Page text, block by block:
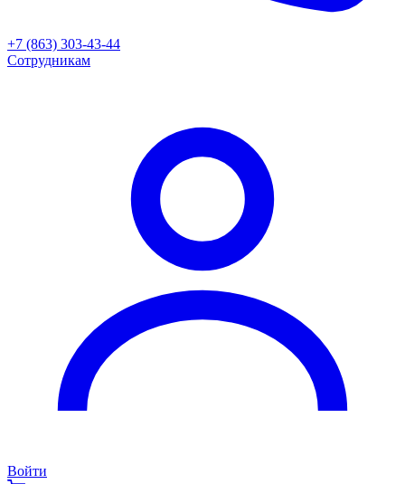
+7 (863) 303-43-44
Сотрудникам
Войти